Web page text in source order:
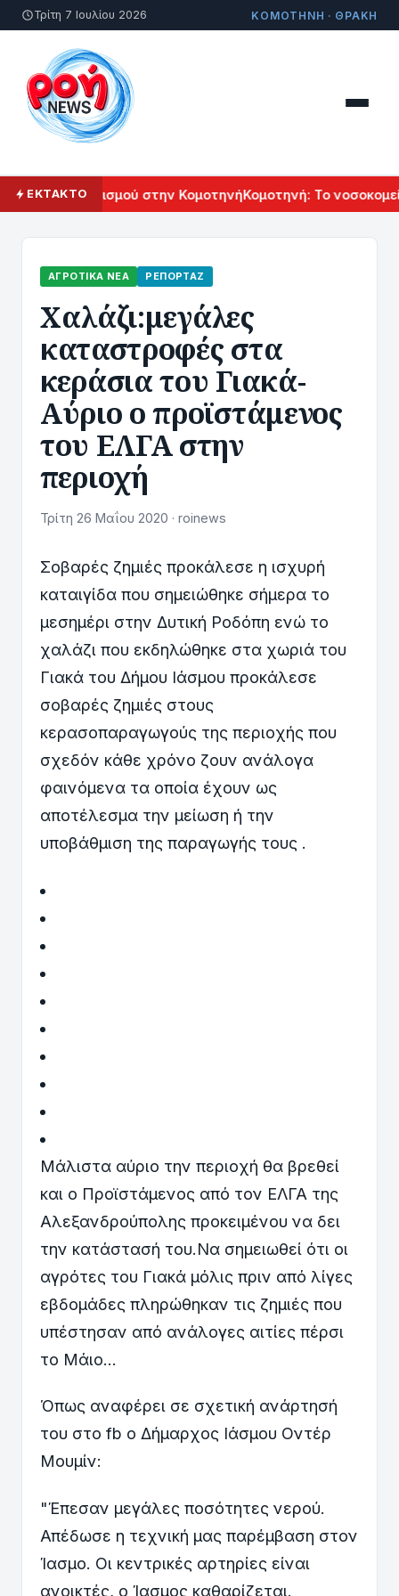
Τρίτη 7 Ιουλίου 2026 ΚΟΜΟΤΗΝΗ · ΘΡΑΚΗ
ΕΚΤΑΚΤΟ
Πολιτισμού στην ΚομοτηνήΚομοτηνή: Το
ΑΓΡΟΤΙΚΆ ΝΈΑ ΡΕΠΟΡΤΆΖ
Χαλάζι:μεγάλες
καταστροφές στα
κεράσια του Γιακά-
Αύριο ο προϊστάμενος
του ΕΛΓΑ στην
περιοχή
Τρίτη 26 Μαΐου 2020 · roinews
Σοβαρές ζημιές προκάλεσε η ισχυρή
καταιγίδα που σημειώθηκε σήμερα το
μεσημέρι στην Δυτική Ροδόπη ενώ το
χαλάζι που εκδηλώθηκε στα χωριά του
Γιακά του Δήμου Ιάσμου προκάλεσε
σοβαρές ζημιές στους
κερασοπαραγωγούς της περιοχής που
σχεδόν κάθε χρόνο ζουν ανάλογα
φαινόμενα τα οποία έχουν ως
αποτέλεσμα την μείωση ή την
υποβάθμιση της παραγωγής τους .
Μάλιστα αύριο την περιοχή θα βρεθεί
και ο Προϊστάμενος από τον ΕΛΓΑ της
Αλεξανδρούπολης προκειμένου να δει
την κατάστασή του.Να σημειωθεί ότι οι
αγρότες του Γιακά μόλις πριν από λίγες
εβδομάδες πληρώθηκαν τις ζημιές που
υπέστησαν από ανάλογες αιτίες πέρσι
το Μάιο...
Όπως αναφέρει σε σχετική ανάρτησή
του στο fb ο Δήμαρχος Ιάσμου Οντέρ
Μουμίν:
"Έπεσαν μεγάλες ποσότητες νερού.
Απέδωσε η τεχνική μας παρέμβαση στον
Ίασμο. Οι κεντρικές αρτηρίες είναι
ανοικτές, ο Ίασμος καθαρίζεται.